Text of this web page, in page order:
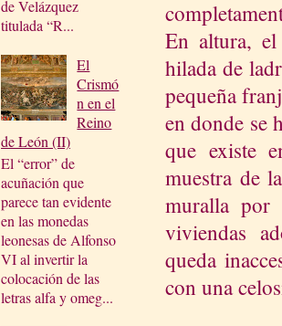
de Velázquez
titulada “R...
El
Crismó
n en el
Reino
de León (II)
El “error” de
acuñación que
parece tan evidente
en las monedas
leonesas de Alfonso
VI al invertir la
colocación de las
letras alfa y omeg...
En altura,
hilada de
pequeña
en donde se
que existe
muestra de
muralla por
viviendas
queda
con una